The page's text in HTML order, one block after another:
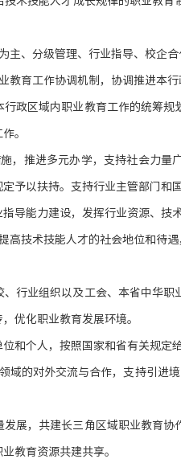
、分级管理、行业指导、校企合
育工作协调机制，协调推进本行
政区域内职业教育工作的统筹
。
，推进多元办学，支持社会力量
予以扶持。支持行业主管部门和
导能力建设，发挥行业资源、技
高技术技能人才的社会地位和待
行业组织以及工会、本省中华
优化职业教育发展环境。
和个人，按照国家和省有关规定
域的对外交流与合作，支持引进
展，共建长三角区域职业教育
教育资源共建共享。